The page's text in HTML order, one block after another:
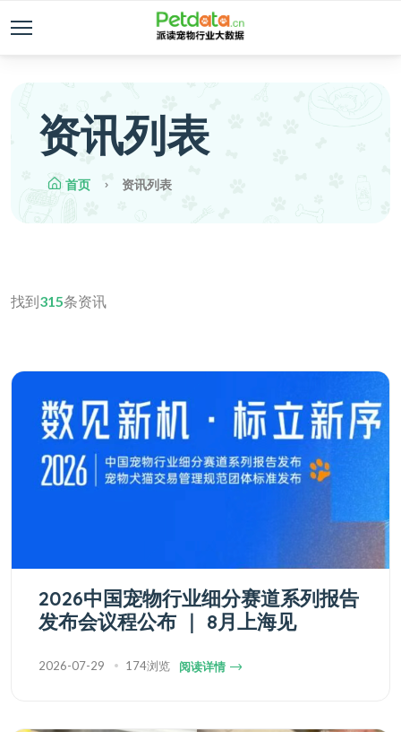
资讯列表
首页 资讯列表
找到315条资讯
2026中国宠物行业细分赛道系列报告
发布会议程公布 ｜ 8月上海见
2026-07-29 174浏览 阅读详情